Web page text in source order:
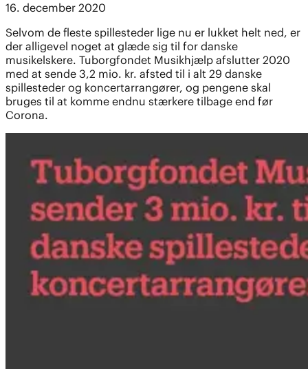
16. december 2020
Selvom de fleste spillesteder lige nu er lukket helt ned, er
der alligevel noget at glæde sig til for danske
musikelskere. Tuborgfondet Musikhjælp afslutter 2020
med at sende 3,2 mio. kr. afsted til i alt 29 danske
spillesteder og koncertarrangører, og pengene skal
bruges til at komme endnu stærkere tilbage end før
Corona.